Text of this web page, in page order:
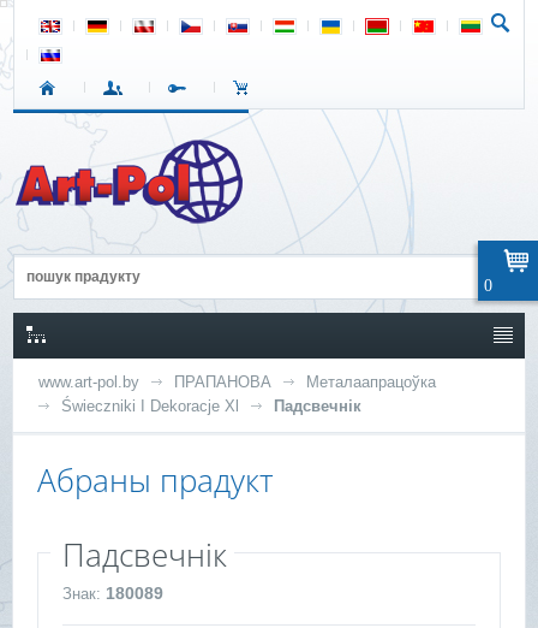
www.art-pol.by ПРАПАНОВА
Металаапрацоўка
Świeczniki I Dekoracje Xl
Падсвечнік
Абраны прадукт
Падсвечнік
Знак: 180089
0